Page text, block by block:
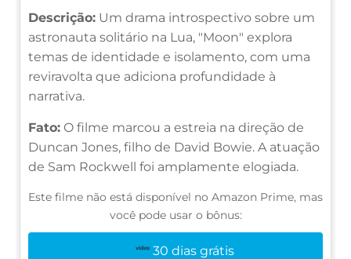
Descrição: Um drama introspectivo sobre um
astronauta solitário na Lua, "Moon" explora
temas de identidade e isolamento, com uma
reviravolta que adiciona profundidade à
narrativa.
Fato: O filme marcou a estreia na direção de
Duncan Jones, filho de David Bowie. A atuação
de Sam Rockwell foi amplamente elogiada.
Este filme não está disponível no Amazon Prime, mas
você pode usar o bônus:
30 dias grátis